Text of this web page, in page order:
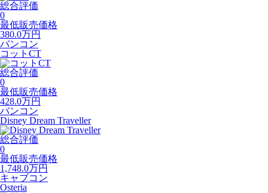
総合評価
0
最低販売価格
380.0万円
バンコン
コットCT
総合評価
0
最低販売価格
428.0万円
バンコン
Disney Dream Traveller
総合評価
0
最低販売価格
1,748.0万円
キャブコン
Osteria